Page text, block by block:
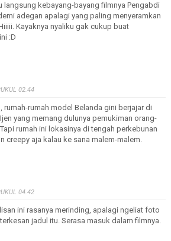
langsung kebayang-bayang filmnya Pengabdi
adegan apalagi yang paling menyeramkan
Kayaknya nyaliku gak cukup buat
:D
02.44
rumah-rumah model Belanda gini berjajar di
yang memang dulunya pemukiman orang-
rumah ini lokasinya di tengah perkebunan
creepy aja kalau ke sana malem-malem.
04.42
ini rasanya merinding, apalagi ngeliat foto
jadul itu. Serasa masuk dalam filmnya.